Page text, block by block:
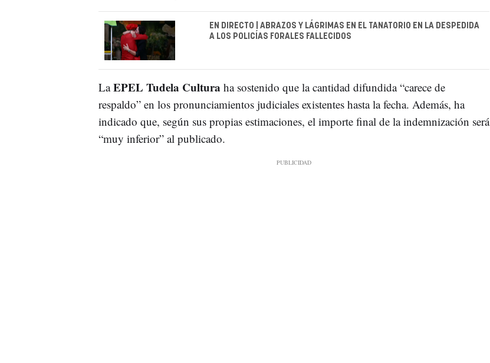
EN DIRECTO | ABRAZOS Y LÁGRIMAS EN EL TANATORIO EN LA DESPEDIDA
A LOS POLICÍAS FORALES FALLECIDOS
LaEPEL Tudela Cultura ha sostenido que la cantidad difundida “carece de
respaldo” en los pronunciamientos judiciales existentes hasta la fecha. Además, ha
indicado que, según sus propias estimaciones, el importe final de la indemnización será
“muy inferior” al publicado.